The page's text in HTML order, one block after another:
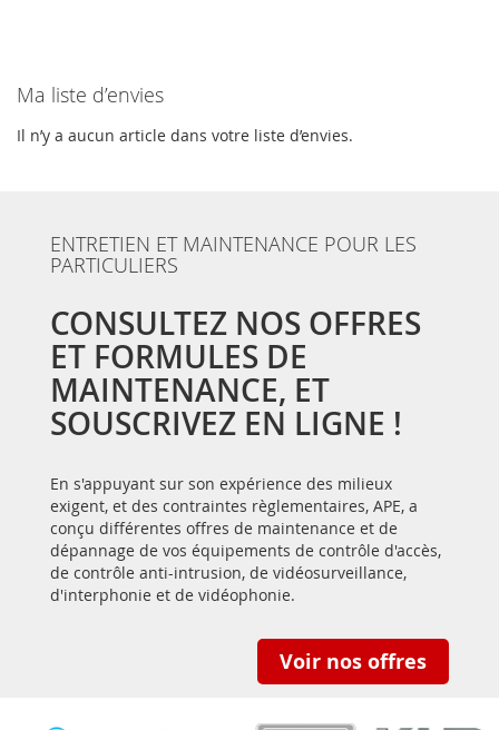
Ma liste d’envies
Il n’y a aucun article dans votre liste d’envies.
ENTRETIEN ET MAINTENANCE POUR LES
PARTICULIERS
CONSULTEZ NOS OFFRES
ET FORMULES DE
MAINTENANCE, ET
SOUSCRIVEZ EN LIGNE !
En s'appuyant sur son expérience des milieux
exigent, et des contraintes règlementaires, APE, a
conçu différentes offres de maintenance et de
dépannage de vos équipements de contrôle d'accès,
de contrôle anti-intrusion, de vidéosurveillance,
d'interphonie et de vidéophonie.
Voir nos offres